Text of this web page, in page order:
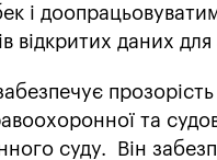
і
відкритих даних
та
суду. Він